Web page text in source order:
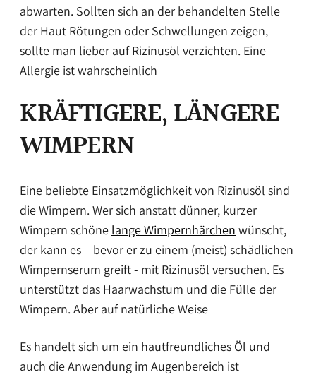
abwarten. Sollten sich an der behandelten Stelle
der Haut Rötungen oder Schwellungen zeigen,
sollte man lieber auf Rizinusöl verzichten. Eine
Allergie ist wahrscheinlich
KRÄFTIGERE, LÄNGERE
WIMPERN
Eine beliebte Einsatzmöglichkeit von Rizinusöl sind
die Wimpern. Wer sich anstatt dünner, kurzer
Wimpern schöne lange Wimpernhärchen wünscht,
der kann es – bevor er zu einem (meist) schädlichen
Wimpernserum greift - mit Rizinusöl versuchen. Es
unterstützt das Haarwachstum und die Fülle der
Wimpern. Aber auf natürliche Weise
Es handelt sich um ein hautfreundliches Öl und
auch die Anwendung im Augenbereich ist